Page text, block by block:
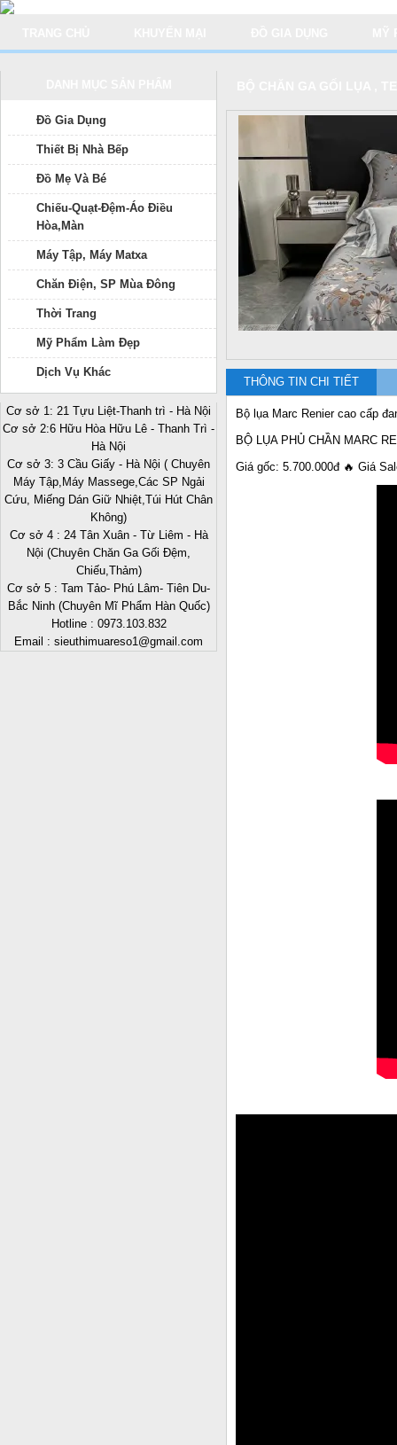
THÔNG TIN CHI TIẾT
Bộ lụa Marc Renier cao cấp
BỘ LỤA PHỦ CHẦN MARC
Giá gốc: 5.700.000đ 🔥 Giá
Đồ Gia Dụng
Thiết Bị Nhà Bếp
Đồ Mẹ Và Bé
Chiếu-Quạt-Đệm-Áo Điều
Hòa,Màn
Máy Tập, Máy Matxa
Chăn Điện, SP Mùa Đông
Thời Trang
Mỹ Phẩm Làm Đẹp
Dịch Vụ Khác
Cơ sở 1: 21 Tựu Liệt-Thanh trì - Hà Nội
Cơ sở 2:6 Hữu Hòa Hữu Lê - Thanh Trì -
Hà Nội
Cơ sở 3: 3 Cầu Giấy - Hà Nội ( Chuyên
Máy Tập,Máy Massege,Các SP Ngải
Cứu, Miếng Dán Giữ Nhiệt,Túi Hút Chân
Không)
Cơ sở 4 : 24 Tân Xuân - Từ Liêm - Hà
Nội (Chuyên Chăn Ga Gối Đệm,
Chiếu,Thảm)
Cơ sở 5 : Tam Tảo- Phú Lâm- Tiên Du-
Bắc Ninh (Chuyên Mĩ Phẩm Hàn Quốc)
Hotline : 0973.103.832
Email : sieuthimuareso1@gmail.com